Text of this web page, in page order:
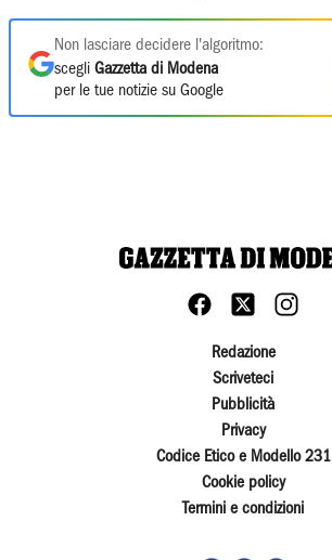
Non lasciare decidere l'algoritmo:
scegli Gazzetta di Modena
per le tue notizie su Google
Redazione
Scriveteci
Pubblicità
Privacy
Codice Etico e Modello 231
Cookie policy
Termini e condizioni